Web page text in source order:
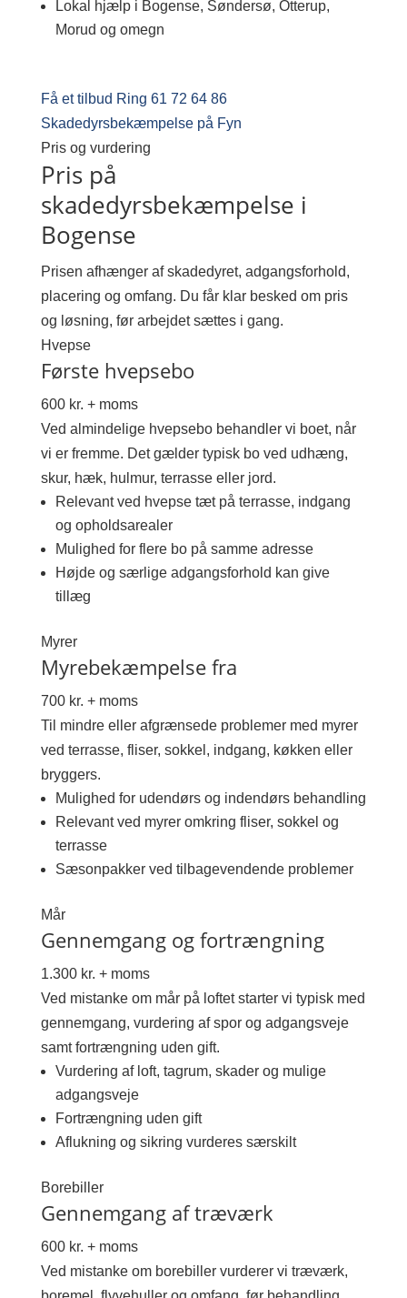
Lokal hjælp i Bogense, Søndersø, Otterup,
Morud og omegn
Få et tilbud Ring 61 72 64 86
Skadedyrsbekæmpelse på Fyn
Pris og vurdering
Pris på
skadedyrsbekæmpelse i
Bogense
Prisen afhænger af skadedyret, adgangsforhold,
placering og omfang. Du får klar besked om pris
og løsning, før arbejdet sættes i gang.
Hvepse
Første hvepsebo
600 kr. + moms
Ved almindelige hvepsebo behandler vi boet, når
vi er fremme. Det gælder typisk bo ved udhæng,
skur, hæk, hulmur, terrasse eller jord.
Relevant ved hvepse tæt på terrasse, indgang
og opholdsarealer
Mulighed for flere bo på samme adresse
Højde og særlige adgangsforhold kan give
tillæg
Myrer
Myrebekæmpelse fra
700 kr. + moms
Til mindre eller afgrænsede problemer med myrer
ved terrasse, fliser, sokkel, indgang, køkken eller
bryggers.
Mulighed for udendørs og indendørs behandling
Relevant ved myrer omkring fliser, sokkel og
terrasse
Sæsonpakker ved tilbagevendende problemer
Mår
Gennemgang og fortrængning
1.300 kr. + moms
Ved mistanke om mår på loftet starter vi typisk med
gennemgang, vurdering af spor og adgangsveje
samt fortrængning uden gift.
Vurdering af loft, tagrum, skader og mulige
adgangsveje
Fortrængning uden gift
Aflukning og sikring vurderes særskilt
Borebiller
Gennemgang af træværk
600 kr. + moms
Ved mistanke om borebiller vurderer vi træværk,